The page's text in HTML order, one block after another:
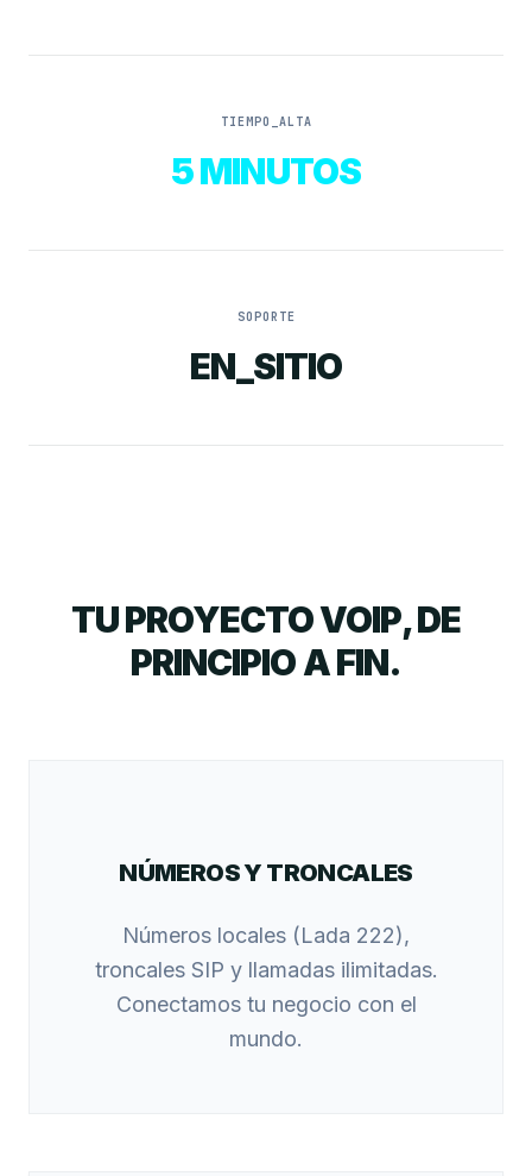
TIEMPO_ALTA
5 MINUTOS
SOPORTE
EN_SITIO
TU PROYECTO VOIP, DE
PRINCIPIO A FIN.
NÚMEROS Y TRONCALES
Números locales (Lada 222),
troncales SIP y llamadas ilimitadas.
Conectamos tu negocio con el
mundo.